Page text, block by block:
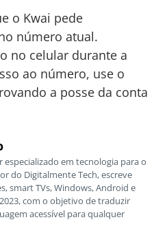
o Kwai pede
número atual.
no celular durante a
ao número, use o
a posse da conta
especializado em tecnologia para o
do Digitalmente Tech, escreve
smart TVs, Windows, Android e
com o objetivo de traduzir
acessível para qualquer